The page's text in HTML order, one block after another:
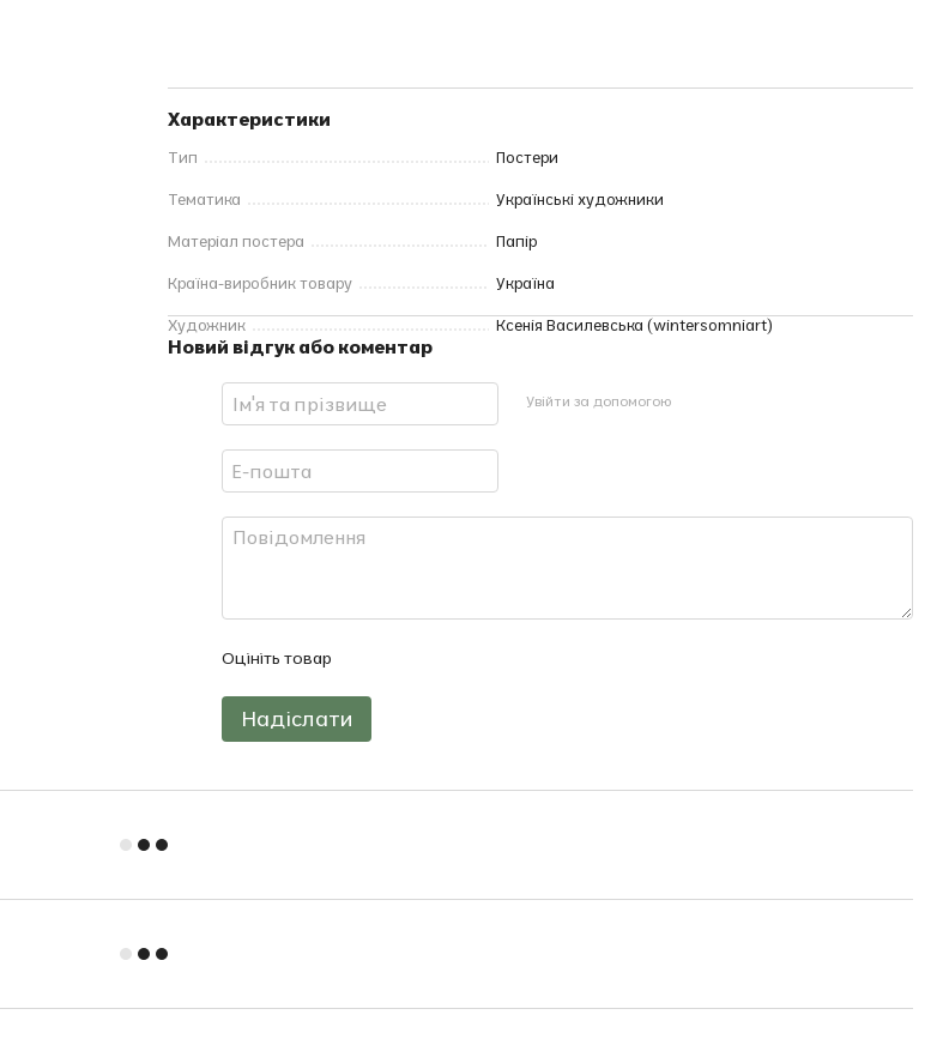
Характеристики
Тип Постери
Тематика Українські художники
Матеріал постера Папір
Країна-виробник товару Україна
Художник Ксенія Василевська (wintersomniart)
Новий відгук або коментар
Увійти за допомогою
Оцініть товар
Надіслати